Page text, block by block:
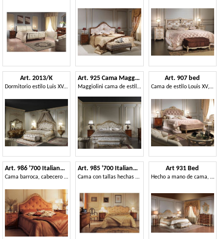
Art. 2013/K
Dormitorio estilo Luis XV, nogal y brezo
Art. 925 Cama Maggiolini
Maggiolini cama de estilo clásico, con cabecera acolchada
Art. 907 bed
Cama de estilo Louis XV, por habitación doble de lujo
Art. 986 '700 Italiano Maggiolini
Cama barroca, cabecero copetudo, decoración tallada mano
Art. 985 '700 Italiano Maggiolini
Cama con tallas hechas a mano, el oro y el acabado pan de plata
Art 931 Bed
Hecho a mano de cama, tallado, de habitaciones de lujo